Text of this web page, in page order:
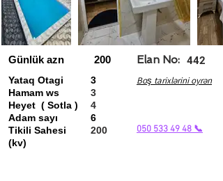
Günlük azn
Yataq Otagi
Hamam ws
Heyet ( Sotla )
Adam sayı
Tikili Sahesi
(kv)
200
3
Elan No: 442
Boş tarixlərini oyrən
3
4
6
200
050 533 49 48 📞